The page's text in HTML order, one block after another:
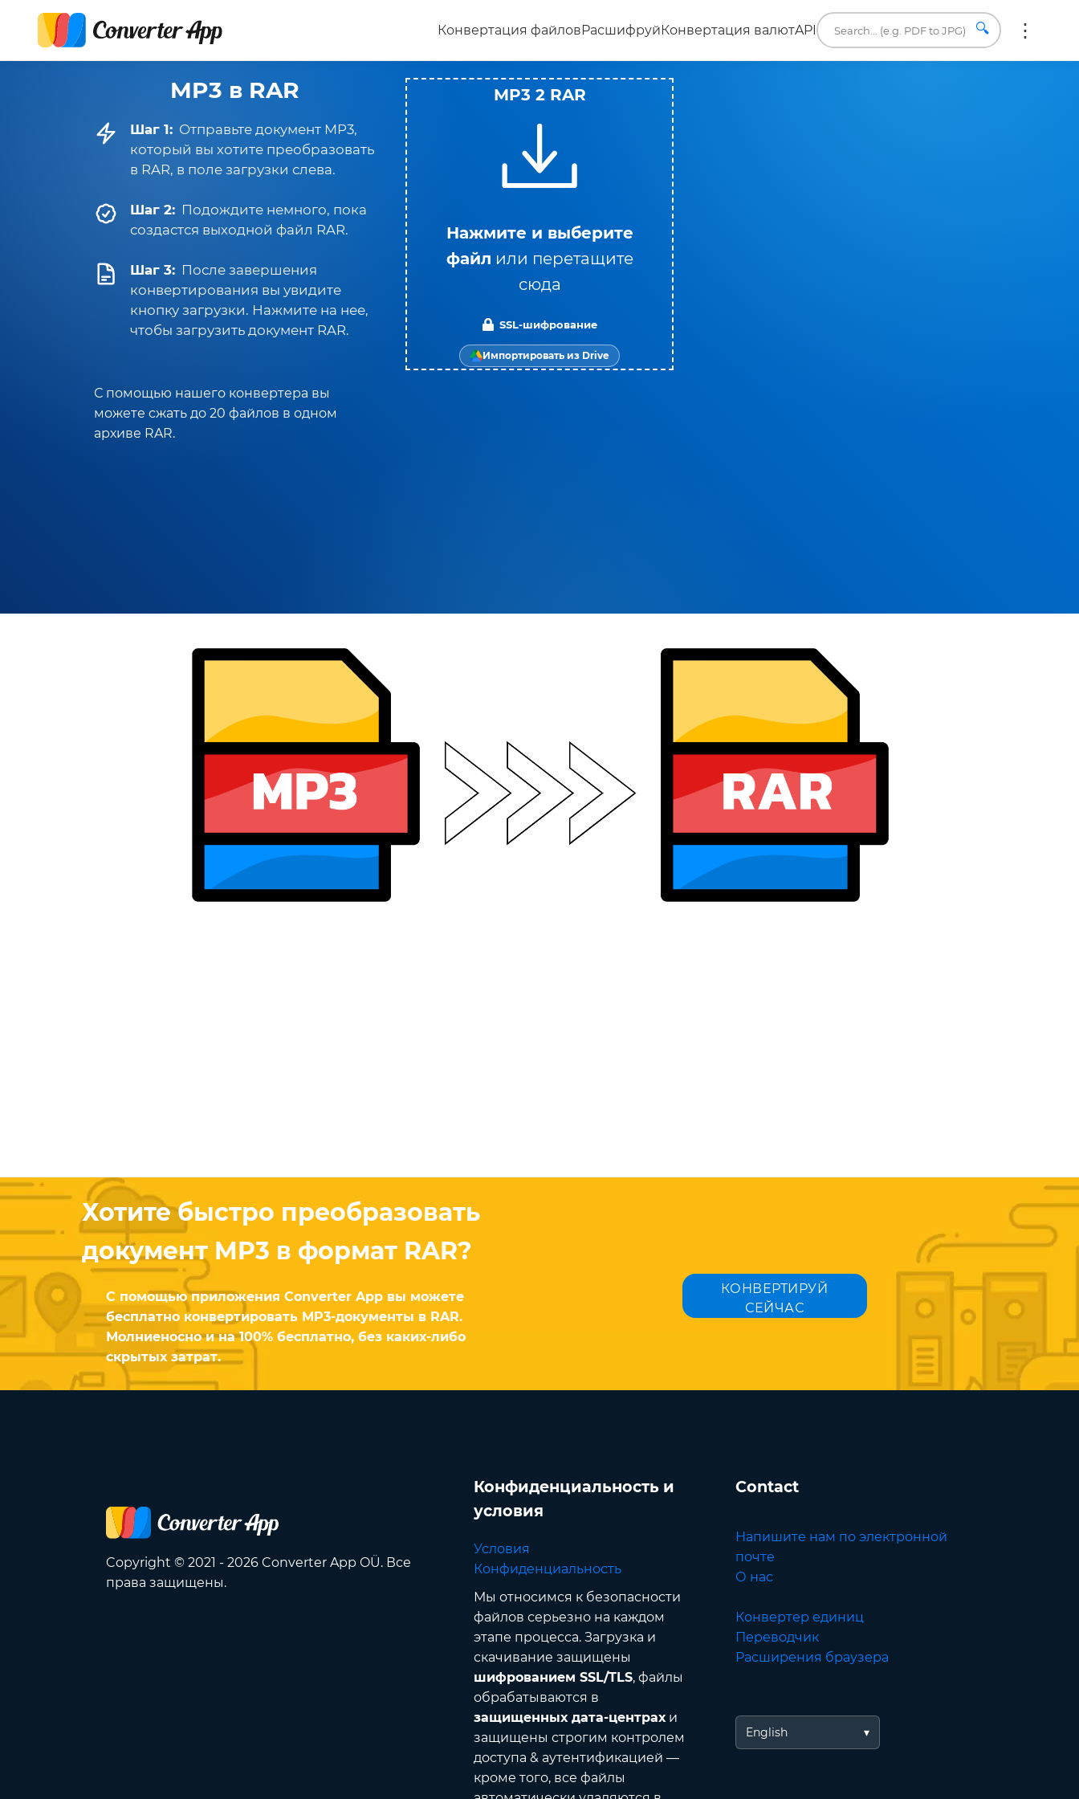
Конвертация файловРасшифруйКонвертация валютAPI 🔍
MP3 в RAR
Шаг 1: Отправьте документ MP3,
который вы хотите преобразовать
в RAR, в поле загрузки слева.
Шаг 2: Подождите немного, пока
создастся выходной файл RAR.
Шаг 3: После завершения
конвертирования вы увидите
кнопку загрузки. Нажмите на нее,
чтобы загрузить документ RAR.
С помощью нашего конвертера вы
можете сжать до 20 файлов в одном
архиве RAR.
MP3 2 RAR
Нажмите и выберите
файл или перетащите
сюда
SSL-шифрование
Импортировать из Drive
Хотите быстро преобразовать
документ MP3 в формат RAR?
С помощью приложения Converter App вы можете
бесплатно конвертировать MP3-документы в RAR.
Молниеносно и на 100% бесплатно, без каких-либо
скрытых затрат.
КОНВЕРТИРУЙ
СЕЙЧАС
Copyright © 2021 - 2026 Converter App OÜ. Все
права защищены.
Конфиденциальность и
условия
Условия
Конфиденциальность
Мы относимся к безопасности
файлов серьезно на каждом
этапе процесса. Загрузка и
скачивание защищены
шифрованием SSL/TLS, файлы
обрабатываются в
защищенных дата-центрахи
защищены строгим контролем
доступа & аутентификацией —
кроме того, все файлы
Contact
Напишите нам по электронной
почте
О нас
Конвертер единиц
Переводчик
Расширения браузера
English